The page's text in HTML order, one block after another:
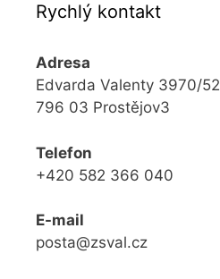
Rychlý kontakt
Adresa
Edvarda Valenty 3970/52
796 03 Prostějov3
Telefon
+420 582 366 040
E-mail
posta@zsval.cz